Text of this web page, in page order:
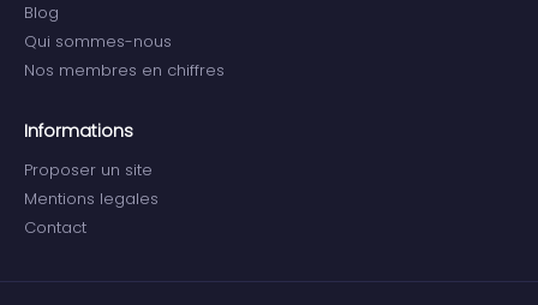
Blog
Qui sommes-nous
Nos membres en chiffres
Informations
Proposer un site
Mentions legales
Contact